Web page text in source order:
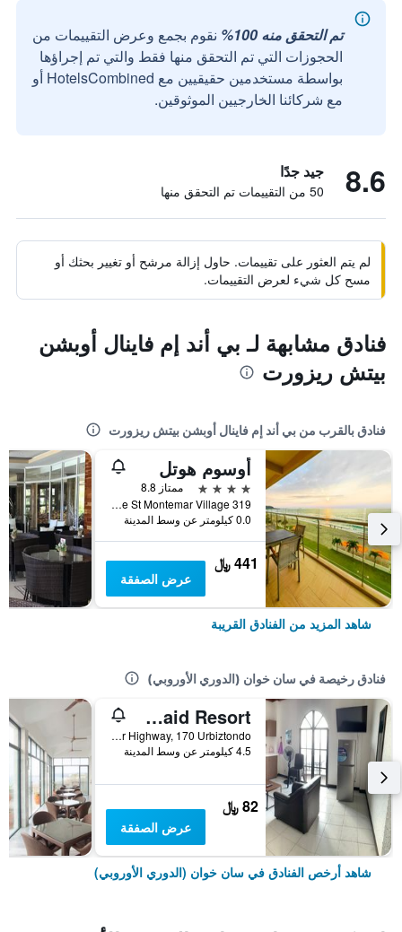
تم التحقق منه 100%
نقوم بجمع وعرض التقييمات من
الحجوزات التي تم التحقق منها فقط والتي تم إجراؤها
بواسطة مستخدمين حقيقيين مع HotelsCombined أو
مع شركائنا الخارجيين الموثوقين.
8.6 جيد جدًا
50 من التقييمات تم التحقق منها
لم يتم العثور على تقييمات. حاول إزالة مرشح أو تغيير بحثك أو
مسح كل شيء لعرض التقييمات.
فنادق مشابهة لـ بي أند إم فاينال أوبشن
بيتش ريزورت
فنادق بالقرب من بي أند إم فاينال أوبشن بيتش ريزورت
أوسوم هوتل
4 نجوم
ممتاز 8.8
319 Eagle St Montemar Village, سان خوان (الدوري الأوروبي), الفلبين
0.0 كيلومتر عن وسط المدينة
441 ﷼
عرض الصفقة
شاهد المزيد من الفنادق القريبة
فنادق رخيصة في سان خوان (الدوري الأوروبي)
The Little Surfmaid Resort
Macarthur Highway, 170 Urbiztondo, سان خوان (الدوري الأوروبي), الفلبين
4.5 كيلومتر عن وسط المدينة
82 ﷼
عرض الصفقة
شاهد أرخص الفنادق في سان خوان (الدوري الأوروبي)